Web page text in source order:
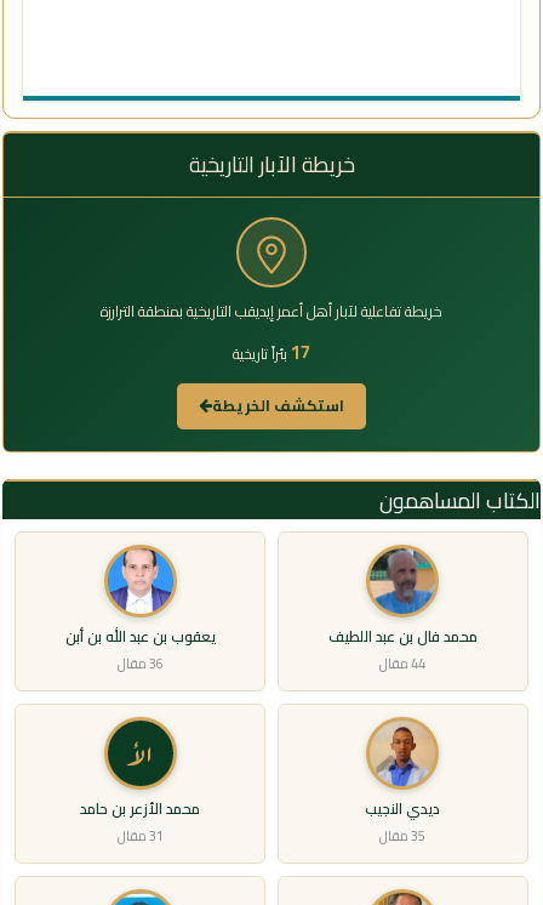
خريطة الآبار التاريخية
خريطة تفاعلية لآبار أهل أعمر إيديقب التاريخية بمنطقة الترارزة
17 بئراً تاريخية
استكشف الخريطة
الكتاب المساهمون
محمد فال بن عبد اللطيف
44 مقال
يعقوب بن عبد الله بن أبن
36 مقال
ديدي النجيب
35 مقال
الأ
محمد الأزعر بن حامد
31 مقال